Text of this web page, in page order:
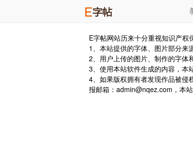
E字帖网站历来十分重视知识产权
1、本站提供的字体、图片部分来
2、用户上传的图片、制作的字体
3、使用本站软件生成的内容，本
4、如果版权拥有者发现作品被侵
报邮箱：admin@nqez.com，本